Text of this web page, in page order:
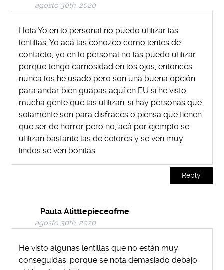
agosto 30th, 2020
Hola Yo en lo personal no puedo utilizar las
lentillas, Yo acá las conozco como lentes de
contacto, yo en lo personal no las puedo utilizar
porque tengo carnosidad en los ojos, entonces
nunca los he usado pero son una buena opción
para andar bien guapas aquí en EU si he visto
mucha gente que las utilizan, si hay personas que
solamente son para disfraces o piensa que tienen
que ser de horror pero no, acá por ejemplo se
utilizan bastante las de colores y se ven muy
lindos se ven bonitas
Reply
Paula Alittlepieceofme
agosto 30th, 2020
He visto algunas lentillas que no están muy
conseguidas, porque se nota demasiado debajo